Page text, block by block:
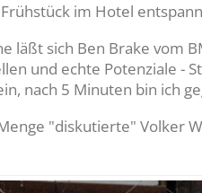
im Hotel
läßt sich Ben Brake vom
und echte Potenziale -
nach 5 Minuten bin ich
"diskutierte" Volker